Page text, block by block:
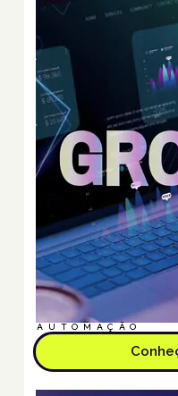
AUTOMAÇÃO